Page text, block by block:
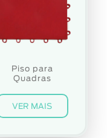
Piso para
Quadras
VER MAIS